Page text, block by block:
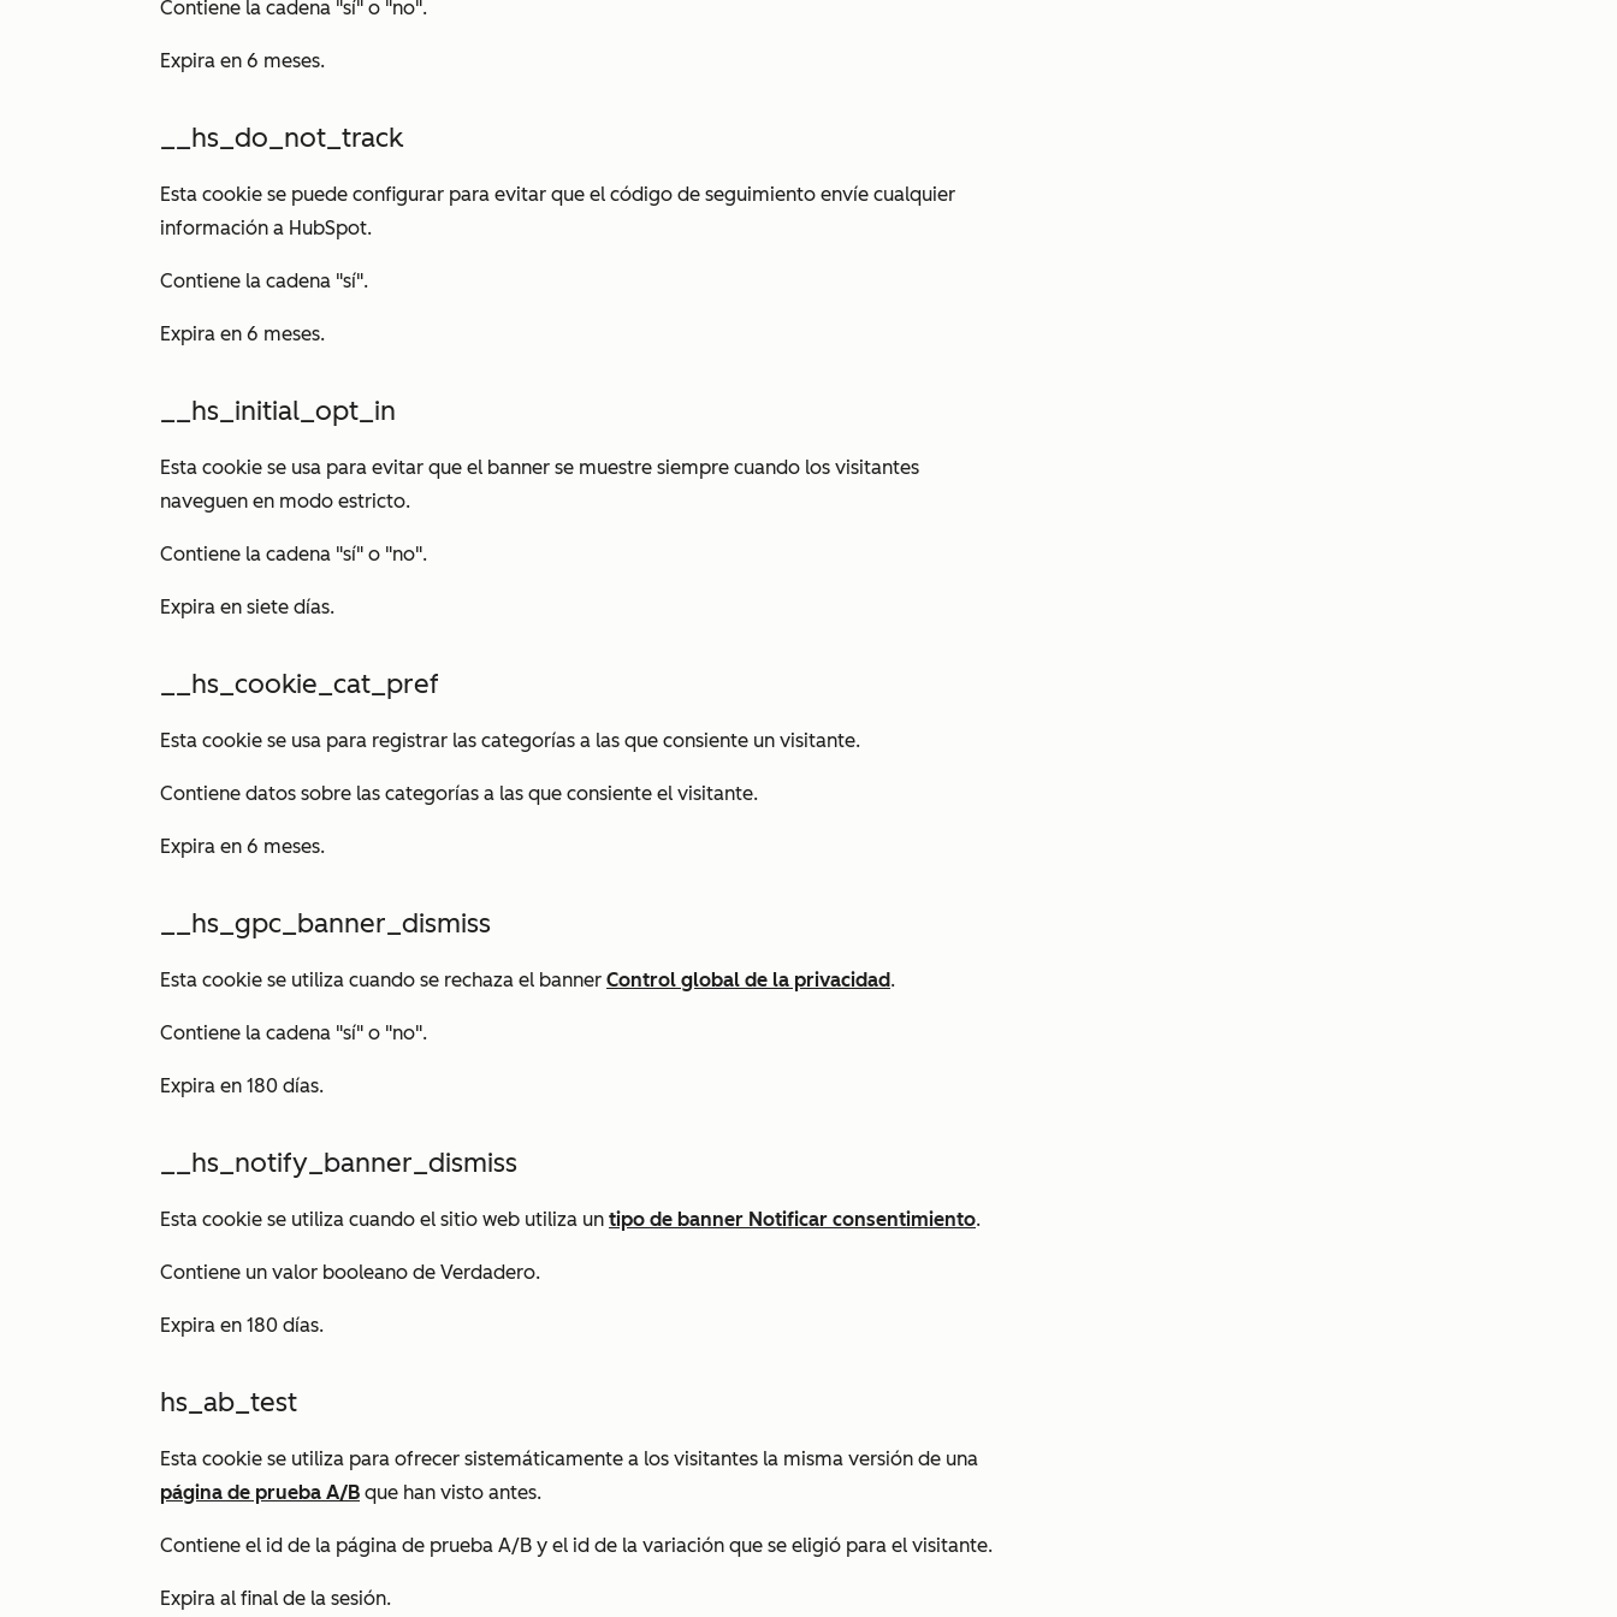
Contiene la cadena "sí" o "no".
Expira en 6 meses.
__hs_do_not_track
Esta cookie se puede configurar para evitar que el código de seguimiento envíe cualquier
información a HubSpot.
Contiene la cadena "sí".
Expira en 6 meses.
__hs_initial_opt_in
Esta cookie se usa para evitar que el banner se muestre siempre cuando los visitantes
naveguen en modo estricto.
Contiene la cadena "sí" o "no".
Expira en siete días.
__hs_cookie_cat_pref
Esta cookie se usa para registrar las categorías a las que consiente un visitante.
Contiene datos sobre las categorías a las que consiente el visitante.
Expira en 6 meses.
__hs_gpc_banner_dismiss
Esta cookie se utiliza cuando se rechaza el banner Control global de la privacidad.
Contiene la cadena "sí" o "no".
Expira en 180 días.
__hs_notify_banner_dismiss
Esta cookie se utiliza cuando el sitio web utiliza un tipo de banner Notificar consentimiento.
Contiene un valor booleano de Verdadero.
Expira en 180 días.
hs_ab_test
Esta cookie se utiliza para ofrecer sistemáticamente a los visitantes la misma versión de una
página de prueba A/B que han visto antes.
Contiene el id de la página de prueba A/B y el id de la variación que se eligió para el visitante.
Expira al final de la sesión.